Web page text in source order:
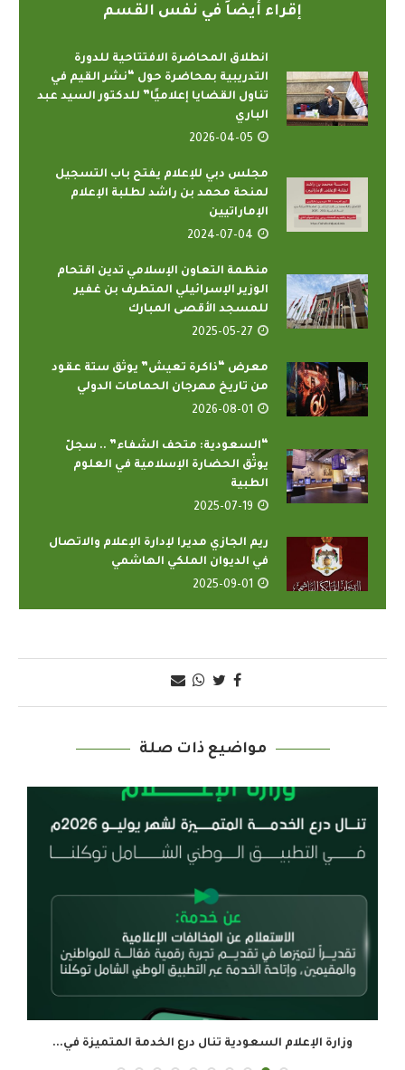
إقراء أيضاً في نفس القسم
انطلاق المحاضرة الافتتاحية للدورة
التدريبية بمحاضرة حول “نشر القيم في
تناول القضايا إعلاميًا” للدكتور السيد عبد
الباري
2026-04-05
مجلس دبي للإعلام يفتح باب التسجيل
لمنحة محمد بن راشد لطلبة الإعلام
الإماراتيين
2024-07-04
منظمة التعاون الإسلامي تدين اقتحام
الوزير الإسرائيلي المتطرف بن غفير
للمسجد الأقصى المبارك
2025-05-27
معرض “ذاكرة تعيش” يوثق ستة عقود
من تاريخ مهرجان الحمامات الدولي
2026-08-01
“السعودية: متحف الشفاء” .. سجلّ
يوثّق الحضارة الإسلامية في العلوم
الطبية
2025-07-19
ريم الجازي مديرا لإدارة الإعلام والاتصال
في الديوان الملكي الهاشمي
2025-09-01
مواضيع ذات صلة
وزارة الإعلام السعودية تنال درع الخدمة المتميزة في...